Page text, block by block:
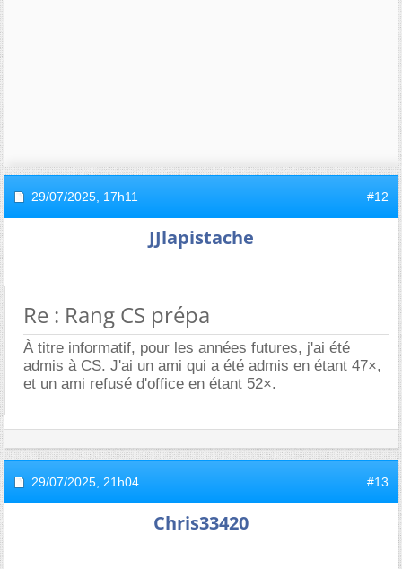
29/07/2025, 17h11 #12
JJlapistache
Re : Rang CS prépa
À titre informatif, pour les années futures, j'ai été
admis à CS. J'ai un ami qui a été admis en étant 47×,
et un ami refusé d'office en étant 52×.
29/07/2025, 21h04 #13
Chris33420